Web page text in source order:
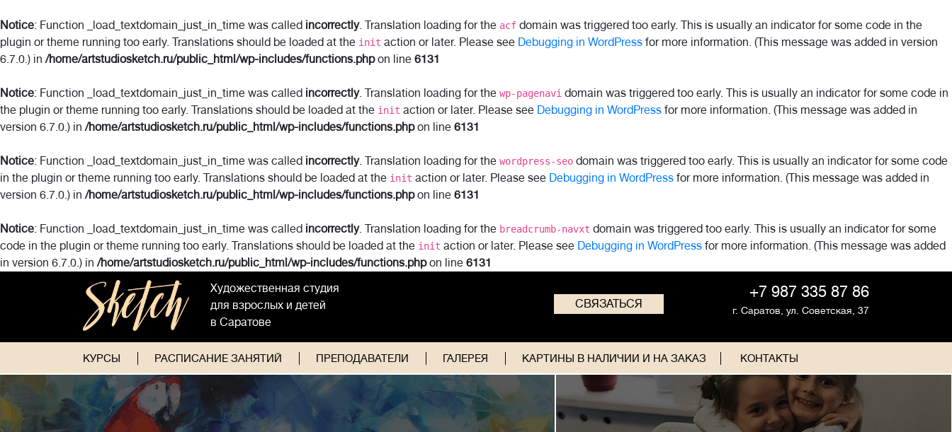
Notice: Function _load_textdomain_just_in_time was called incorrectly. Translation loading for the acf domain was triggered too early. This is usually an indicator for some code in the
plugin or theme running too early. Translations should be loaded at the init action or later. Please see Debugging in WordPress for more information. (This message was added in version
6.7.0.) in/home/artstudiosketch.ru/public_html/wp-includes/functions.phpon line 6131
Notice: Function _load_textdomain_just_in_time was called incorrectly. Translation loading for the wp-pagenavi domain was triggered too early. This is usually an indicator for some code in
the plugin or theme running too early. Translations should be loaded at the init action or later. Please see Debugging in WordPress for more information. (This message was added in
version 6.7.0.) in/home/artstudiosketch.ru/public_html/wp-includes/functions.phpon line 6131
Notice: Function _load_textdomain_just_in_time was called incorrectly. Translation loading for the wordpress-seo domain was triggered too early. This is usually an indicator for some code
in the plugin or theme running too early. Translations should be loaded at the init action or later. Please see Debugging in WordPress for more information. (This message was added in
version 6.7.0.) in/home/artstudiosketch.ru/public_html/wp-includes/functions.phpon line 6131
Notice: Function _load_textdomain_just_in_time was called incorrectly. Translation loading for the breadcrumb-navxt domain was triggered too early. This is usually an indicator for some
code in the plugin or theme running too early. Translations should be loaded at the init action or later. Please see Debugging in WordPress for more information. (This message was added
in version 6.7.0.) in/home/artstudiosketch.ru/public_html/wp-includes/functions.phpon line 6131
Художественная студия
для взрослых и детей
в Саратове
СВЯЗАТЬСЯ
+7 987 335 87 86
г. Саратов, ул. Советская, 37
КУРСЫ РАСПИСАНИЕ ЗАНЯТИЙ ПРЕПОДАВАТЕЛИ ГАЛЕРЕЯ КАРТИНЫ В НАЛИЧИИ И НА ЗАКАЗ КОНТАКТЫ